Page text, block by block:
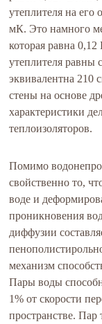
утеплителя на его
мК. Это намного
которая равна
утеплителя равны
эквивалентна 210
стены на основе
характеристики
теплоизоляторов.
Помимо
свойственно то,
воде и
проникновения
диффузии
механизм
Пары воды
1% от скорости
пространстве. Пар